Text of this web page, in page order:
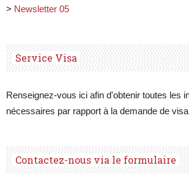
> Newsletter 05
Service Visa
Renseignez-vous ici afin d'obtenir toutes les
nécessaires par rapport à la demande de
Contactez-nous via le formulaire